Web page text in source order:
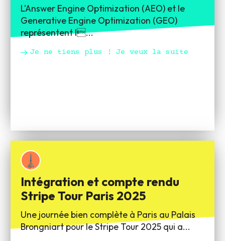
L'Answer Engine Optimization (AEO) et le
Generative Engine Optimization (GEO)
représentent l...
Je ne tiens plus ! Je veux la suite
Intégration et compte rendu
Stripe Tour Paris 2025
Une journée bien complète à Paris au Palais
Brongniart pour le Stripe Tour 2025 qui a...